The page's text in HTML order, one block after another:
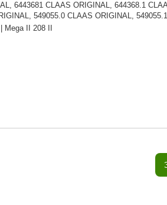
6443681 CLAAS ORIGINAL, 644368.1
549055.0 CLAAS ORIGINAL,
II 208 II